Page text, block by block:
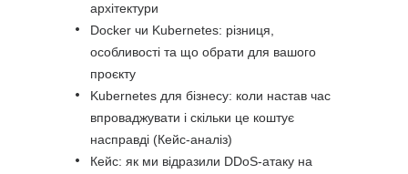
архітектури
Docker чи Kubernetes: різниця,
особливості та що обрати для вашого
проєкту
Kubernetes для бізнесу: коли настав час
впроваджувати і скільки це коштує
насправді (Кейс-аналіз)
Кейс: як ми відразили DDoS-атаку на